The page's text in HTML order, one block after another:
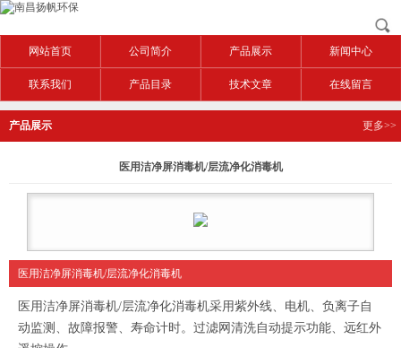
网站首页 公司简介 产品展示 新闻中心
联系我们 产品目录 技术文章 在线留言
产品展示 更多>>
医用洁净屏消毒机/层流净化消毒机
医用洁净屏消毒机/层流净化消毒机
医用洁净屏消毒机/层流净化消毒机采用紫外线、电机、负离子自
动监测、故障报警、寿命计时。过滤网清洗自动提示功能、远红外